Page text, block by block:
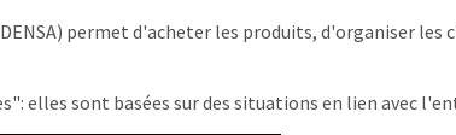
permet d'acheter les produits, d'organiser
sont basées sur des situations en lien avec